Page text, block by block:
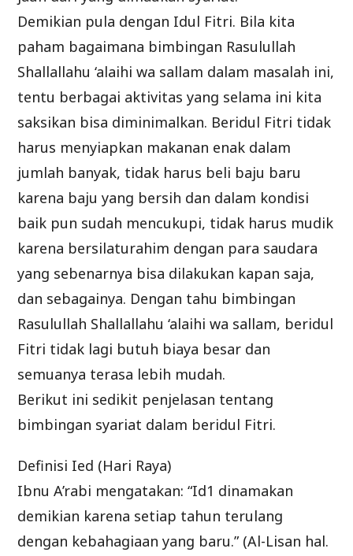
Demikian pula dengan Idul Fitri. Bila kita
paham bagaimana bimbingan Rasulullah
Shallallahu ‘alaihi wa sallam dalam masalah ini,
tentu berbagai aktivitas yang selama ini kita
saksikan bisa diminimalkan. Beridul Fitri tidak
harus menyiapkan makanan enak dalam
jumlah banyak, tidak harus beli baju baru
karena baju yang bersih dan dalam kondisi
baik pun sudah mencukupi, tidak harus mudik
karena bersilaturahim dengan para saudara
yang sebenarnya bisa dilakukan kapan saja,
dan sebagainya. Dengan tahu bimbingan
Rasulullah Shallallahu ‘alaihi wa sallam, beridul
Fitri tidak lagi butuh biaya besar dan
semuanya terasa lebih mudah.
Berikut ini sedikit penjelasan tentang
bimbingan syariat dalam beridul Fitri.
Definisi Ied (Hari Raya)
Ibnu A’rabi mengatakan: “Id1 dinamakan
demikian karena setiap tahun terulang
dengan kebahagiaan yang baru.” (Al-Lisan hal.